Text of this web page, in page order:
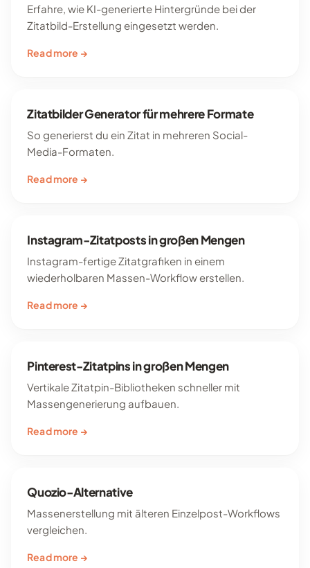
Erfahre, wie KI-generierte Hintergründe bei der
Zitatbild-Erstellung eingesetzt werden.
Read more →
Zitatbilder Generator für mehrere Formate
So generierst du ein Zitat in mehreren Social-
Media-Formaten.
Read more →
Instagram-Zitatposts in großen Mengen
Instagram-fertige Zitatgrafiken in einem
wiederholbaren Massen-Workflow erstellen.
Read more →
Pinterest-Zitatpins in großen Mengen
Vertikale Zitatpin-Bibliotheken schneller mit
Massengenerierung aufbauen.
Read more →
Quozio-Alternative
Massenerstellung mit älteren Einzelpost-Workflows
vergleichen.
Read more →